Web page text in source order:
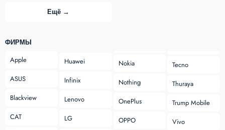
Ещё →
ФИРМЫ
Apple
ASUS
Blackview
CAT
Huawei
Infinix
Lenovo
LG
Nokia
Nothing
OnePlus
OPPO
Tecno
Thuraya
Trump Mobile
Vivo